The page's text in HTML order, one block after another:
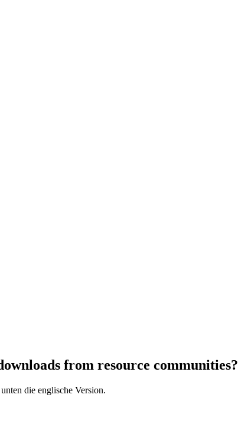
from resource communities?
die englische Version.